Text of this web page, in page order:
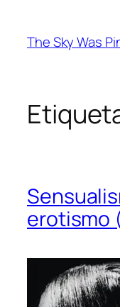
contenido
The Sky Was
erotismo